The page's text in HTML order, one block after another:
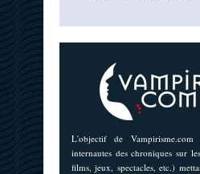
L'objectif de
internautes des chroniques sur
films, jeux, spectacles, etc.)